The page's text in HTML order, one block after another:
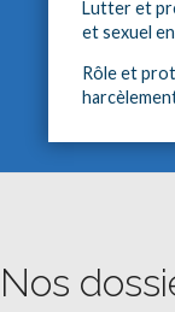
Lutter et
et sexuel
Rôle et
Nos